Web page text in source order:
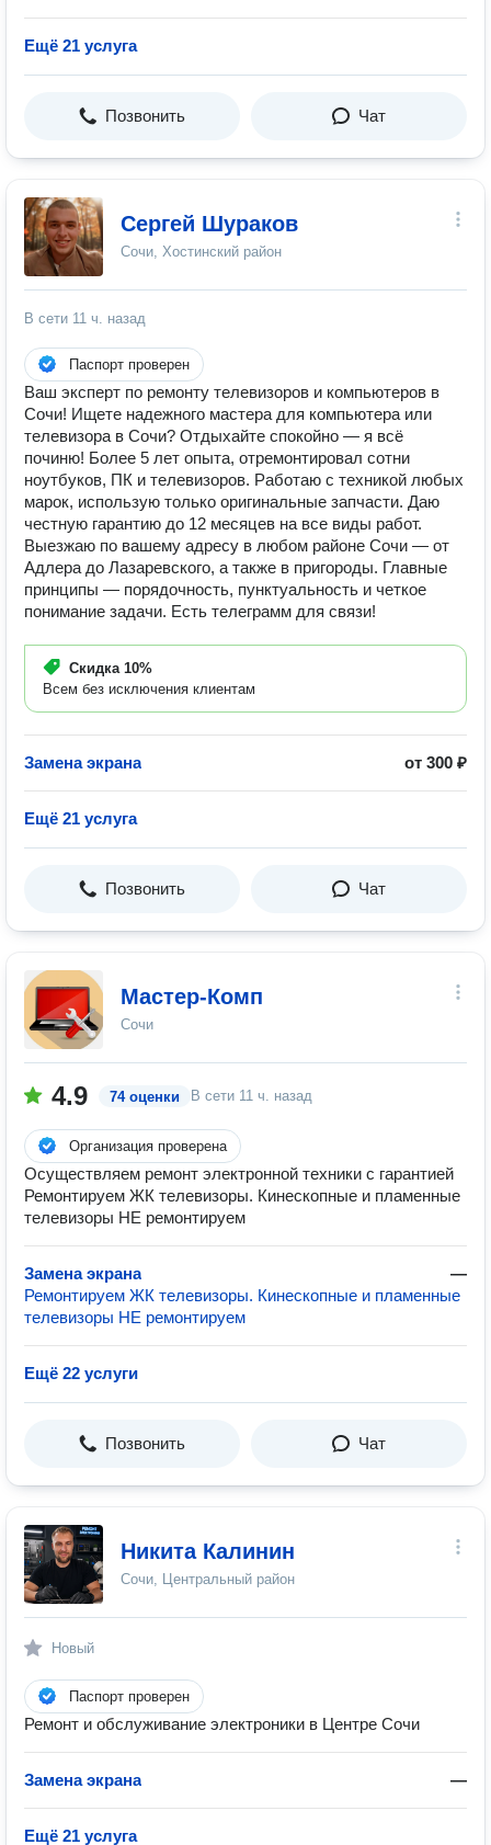
Ещё 21 услуга
Позвонить Чат
Сергей Шураков
Сочи, Хостинский район
В сети 11 ч. назад
Паспорт проверен
Ваш эксперт по ремонту телевизоров и компьютеров в
Сочи! Ищете надежного мастера для компьютера или
телевизора в Сочи? Отдыхайте спокойно — я всё
починю! Более 5 лет опыта, отремонтировал сотни
ноутбуков, ПК и телевизоров. Работаю с техникой любых
марок, использую только оригинальные запчасти. Даю
честную гарантию до 12 месяцев на все виды работ.
Выезжаю по вашему адресу в любом районе Сочи — от
Адлера до Лазаревского, а также в пригороды. Главные
принципы — порядочность, пунктуальность и четкое
понимание задачи. Есть телеграмм для связи!
Скидка 10%
Всем без исключения клиентам
Замена экрана от 300 ₽
Ещё 21 услуга
Позвонить Чат
Маcтер-Кoмп
Сочи
4.9 74 оценки В сети 11 ч. назад
Организация проверена
Осуществляем ремонт электронной техники с гарантией
Ремонтируем ЖК телевизоры. Кинескопные и пламенные
телевизоры НЕ ремонтируем
Замена экрана
—
Ремонтируем ЖК телевизоры. Кинескопные и пламенные
телевизоры НЕ ремонтируем
Ещё 22 услуги
Позвонить Чат
Никита Калинин
Сочи, Центральный район
Новый
Паспорт проверен
Ремонт и обслуживание электроники в Центре Сочи
Замена экрана —
Ещё 21 услуга